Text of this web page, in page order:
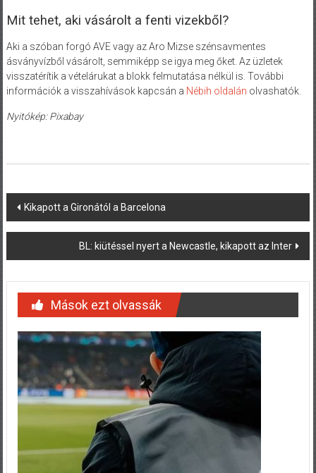
Mit tehet, aki vásárolt a fenti vizekből?
Aki a szóban forgó AVE vagy az Aro Mizse szénsavmentes
ásványvízből vásárolt, semmiképp se igya meg őket. Az üzletek
visszatérítik a vételárukat a blokk felmutatása nélkül is. További
információk a visszahívások kapcsán a Nébih oldalán olvashatók.
Nyitókép: Pixabay
Post
navigation
Kikapott a Gironától a Barcelona
BL: kiütéssel nyert a Newcastle, kikapott az Inter
Mások ezt olvassák